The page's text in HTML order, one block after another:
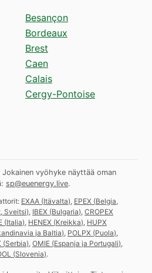
Besançon
Bordeaux
Brest
Caen
Calais
Cergy-Pontoise
vyöhyke näyttää oman
sp@euenergy.live.
EXAA (Itävalta) EPEX (Belgia,
Sveitsi) IBEX (Bulgaria) CROPEX
(Italia) HENEX (Kreikka) HUPX
ja Baltia) POLPX (Puola)
(Serbia) OMIE (Espanja ja Portugali)
(Slovenia).